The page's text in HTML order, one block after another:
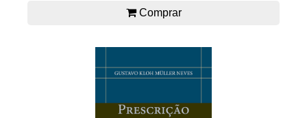
Comprar